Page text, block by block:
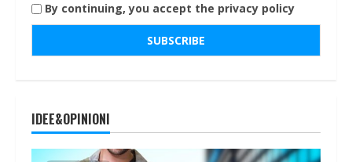
By continuing, you accept the privacy policy
IDEE&OPINIONI